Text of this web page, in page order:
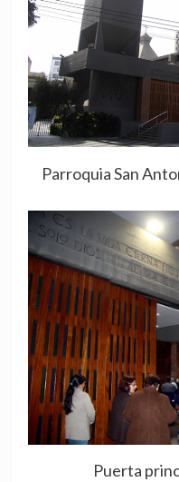
Parroquia San
Puerta